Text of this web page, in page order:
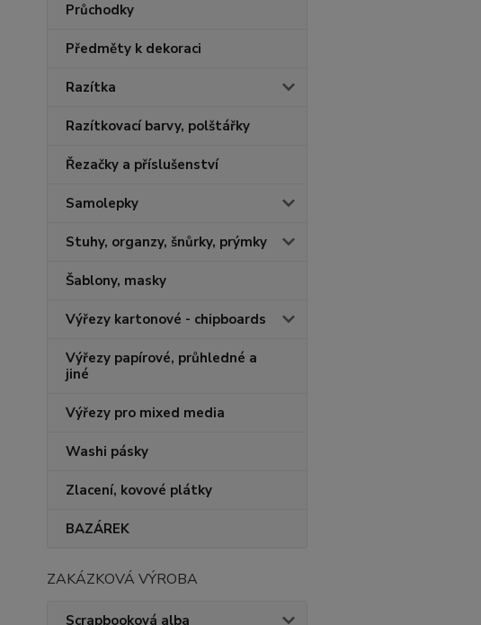
Průchodky
Předměty k dekoraci
Razítka
Razítkovací barvy, polštářky
Řezačky a příslušenství
Samolepky
Stuhy, organzy, šnůrky, prýmky
Šablony, masky
Výřezy kartonové - chipboards
Výřezy papírové, průhledné a
jiné
Výřezy pro mixed media
Washi pásky
Zlacení, kovové plátky
BAZÁREK
ZAKÁZKOVÁ VÝROBA
Scrapbooková alba